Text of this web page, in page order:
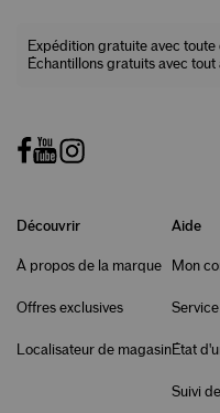
Expédition gratuite avec
Échantillons gratuits avec tout
Découvrir
À propos de la marque
Offres exclusives
Localisateur de magasin
Aide
Mon
État
Suivi